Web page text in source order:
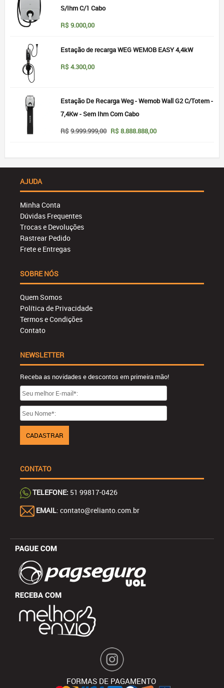
S/Ihm C/1 Cabo
R$ 9.000,00
Estação de recarga WEG WEMOB EASY 4,4kW
R$ 4.300,00
Estação De Recarga Weg - Wemob Wall G2 C/Totem -
7,4Kw - Sem Ihm Com Cabo
R$ 9.999.999,00 O
R$ 8.888.888,00
AJUDA
Minha Conta
Dúvidas Frequentes
Trocas e Devoluções
Rastrear Pedido
Frete e Entregas
SOBRE NÓS
Quem Somos
Política de Privacidade
Termos e Condições
Contato
NEWSLETTER
Receba as novidades e descontos em primeira mão!
CONTATO
TELEFONE: 51 99817-0426
EMAIL: contato@relianto.com.br
FORMAS DE PAGAMENTO